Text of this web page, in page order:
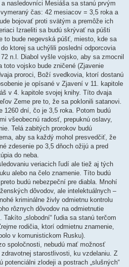
nasledovníci Mesiáša sa stanú prvým
čas: 42 mesiacov = 3,5 roka a
bojovať proti svätým a premôže ich
Izraeliti sa budú skrývať na púšti
to bude negevská púšť, miesto, kde sa
ktorej sa uchýlili poslední odporcovia
n.l. Diabol vyšle vojsko, aby sa zmocnil
vojsko bude zničené (Zjavenie
proroci, Boží svedkovia, ktorí dostanú
je opísané v Zjavení v 11. kapitole
v 4. kapitole svojej knihy. Títo dvaja
Zeme pre to, že sa poklonili satanovi.
1260 dní, čo je 3,5 roka. Potom budú
všeobecnú radosť, prepuknú oslavy,
Telá zabitých prorokov budú
aby sa každý mohol presvedčiť, že
zdesenie po 3,5 dňoch ožijú a pred
do neba.
veriacich ľudí ale tiež aj tých
alebo na čelo znamenie. Títo budú
budú nebezpeční pre diabla. Mnohí
dôvodov, ale intelektuálnych –
kriminálne živly odmietnu kontrolu
rôznych dôvodov na odmietnutie
„slobodní“ ľudia sa stanú terčom
rodičia, ktorí odmietnu znamenie,
v komunistickom Rusku).
spoločnosti, nebudú mať možnosť
starostlivosti, ku vzdelaniu. Z
zlodeji a postrach „slušných“